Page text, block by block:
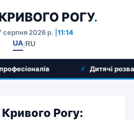
РОГУ.
серпня 2026 р. | 11:14
UA|RU
Дитячі розваги
Кривого Рогу: